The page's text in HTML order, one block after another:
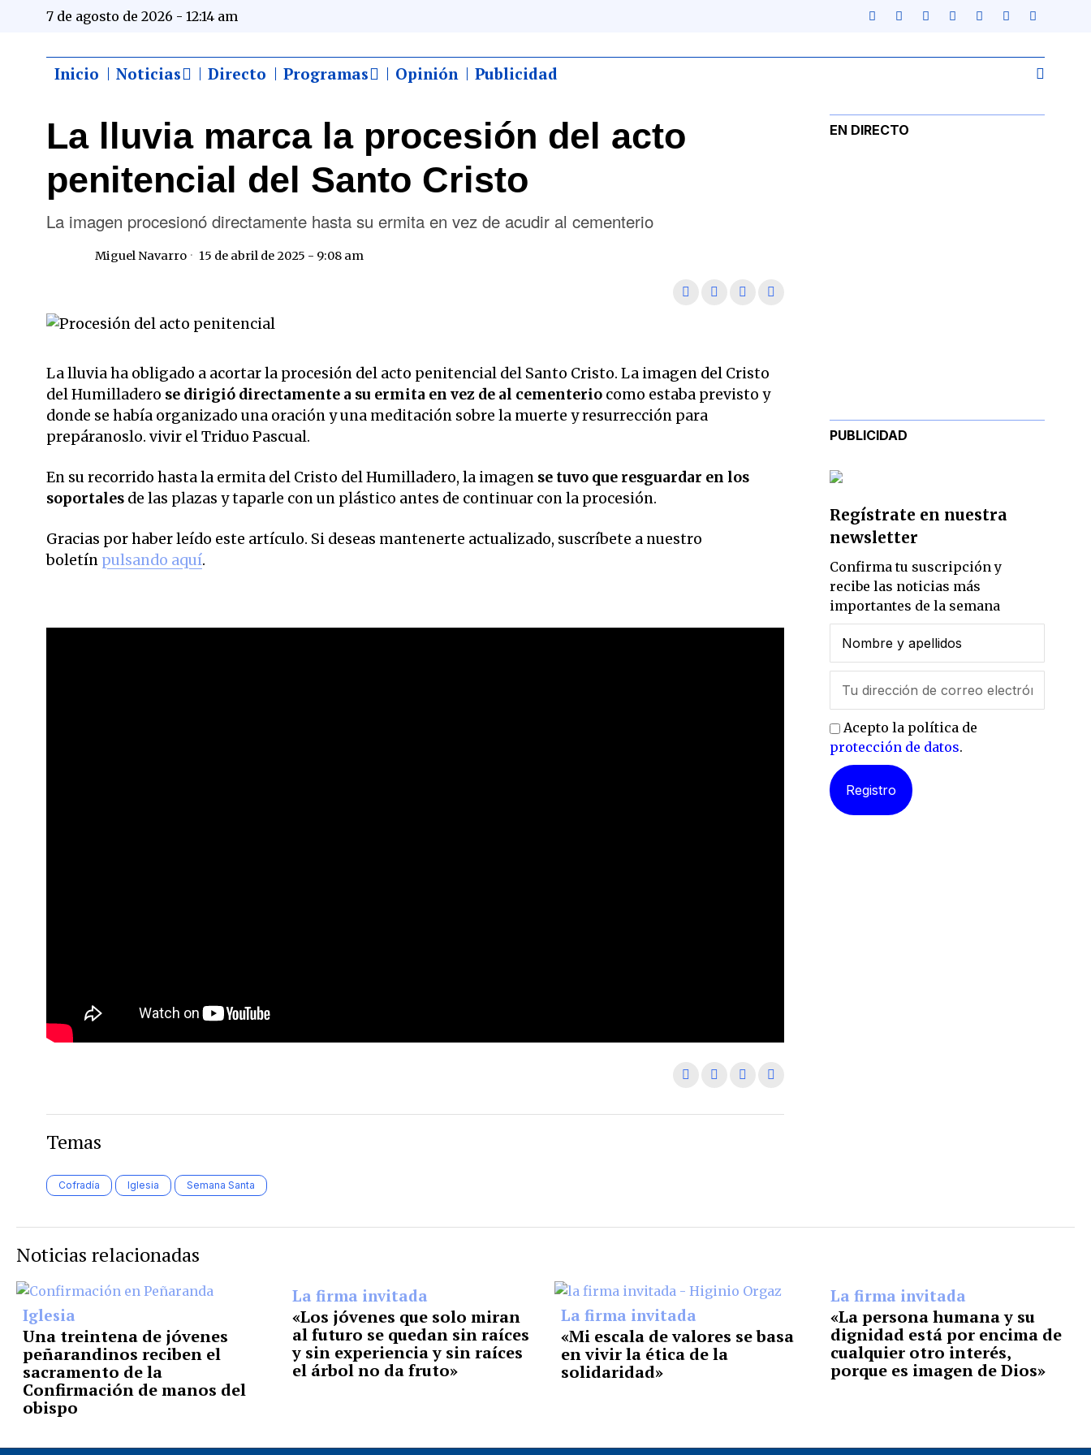
7 de agosto de 2026 - 12:14 am
Inicio Noticias Directo Programas Opinión Publicidad
La lluvia marca la procesión del acto
penitencial del Santo Cristo
La imagen procesionó directamente hasta su ermita en vez de acudir al cementerio
Miguel Navarro 15 de abril de 2025 - 9:08 am
La lluvia ha obligado a acortar la procesión del acto penitencial del Santo Cristo. La imagen del Cristo
del Humilladero se dirigió directamente a su ermita en vez de al cementerio como estaba previsto y
donde se había organizado una oración y una meditación sobre la muerte y resurrección para
prepáranoslo. vivir el Triduo Pascual.
En su recorrido hasta la ermita del Cristo del Humilladero, la imagen se tuvo que resguardar en los
soportales de las plazas y taparle con un plástico antes de continuar con la procesión.
Gracias por haber leído este artículo. Si deseas mantenerte actualizado, suscríbete a nuestro
boletín pulsando aquí.
Temas
Cofradía Iglesia Semana Santa
EN DIRECTO
PUBLICIDAD
Regístrate en nuestra
newsletter
Confirma tu suscripción y
recibe las noticias más
importantes de la semana
Acepto la política de
protección de datos.
Noticias relacionadas
Iglesia
Una treintena de jóvenes
peñarandinos reciben el
sacramento de la
Confirmación de manos del
obispo
La firma invitada
«Los jóvenes que solo miran
al futuro se quedan sin raíces
y sin experiencia y sin raíces
el árbol no da fruto»
La firma invitada
«Mi escala de valores se basa
en vivir la ética de la
solidaridad»
La firma invitada
«La persona humana y su
dignidad está por encima de
cualquier otro interés,
porque es imagen de Dios»